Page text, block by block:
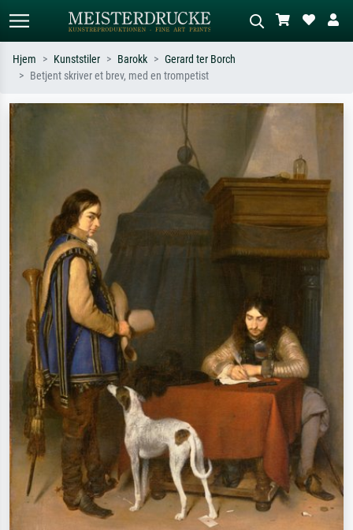
Beskriv scenen – for eksempel grønn
oljemaleri, stående akt ved et tre.
Hjem Kunststiler Barokk
Gerard ter Borch
Betjent skriver et brev, med en trompetist